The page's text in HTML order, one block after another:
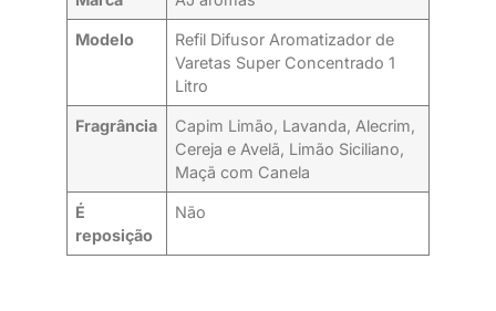
Modelo
Refil Difusor Aromatizador de
Varetas Super Concentrado 1
Litro
Fragrância
Capim Limão, Lavanda, Alecrim,
Cereja e Avelã, Limão Siciliano,
Maçã com Canela
É
reposição
Não